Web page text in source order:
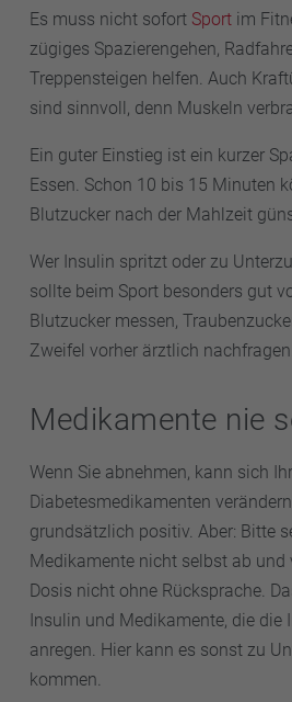
Es muss nicht sofort Sport im
zügiges Spazierengehen,
Treppensteigen helfen. Auch
sind sinnvoll, denn Muskeln
Ein guter Einstieg ist ein kurzer
Essen. Schon 10 bis 15 Minuten
Blutzucker nach der Mahlzeit
Wer Insulin spritzt oder zu
sollte beim Sport besonders gut
Blutzucker messen,
Zweifel vorher ärztlich
Medikamente nie
Wenn Sie abnehmen, kann sich
Diabetesmedikamenten
grundsätzlich positiv. Aber: Bitte
Medikamente nicht selbst ab und
Dosis nicht ohne Rücksprache.
Insulin und Medikamente, die die
anregen. Hier kann es sonst zu
kommen.